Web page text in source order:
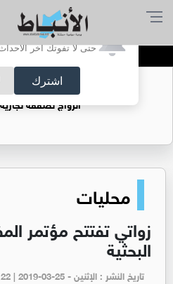
أترغب في
حتى لا تفوتك آخر الأحداث
اشترك
كيف
فتيات يستغللنه
الزواج لصفقة
محليات
زواتي تفتتح مؤتمر
البحثية
تاريخ النشر : الإثنين - am 11:22 | 2019-03-25